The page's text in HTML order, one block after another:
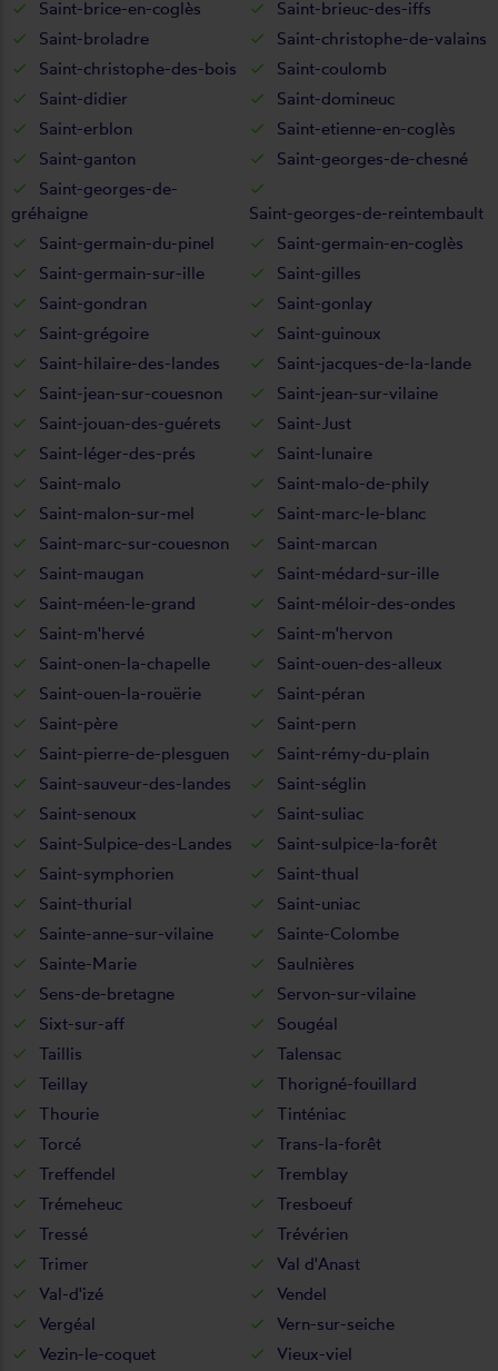
Saint-brice-en-coglès
Saint-brieuc-des-iffs
Saint-broladre
Saint-christophe-de-valains
Saint-christophe-des-bois
Saint-coulomb
Saint-didier
Saint-domineuc
Saint-erblon
Saint-etienne-en-coglès
Saint-ganton
Saint-georges-de-chesné
Saint-georges-de-
gréhaigne
Saint-georges-de-reintembault
Saint-germain-du-pinel
Saint-germain-en-coglès
Saint-germain-sur-ille
Saint-gilles
Saint-gondran
Saint-gonlay
Saint-grégoire
Saint-guinoux
Saint-hilaire-des-landes
Saint-jacques-de-la-lande
Saint-jean-sur-couesnon
Saint-jean-sur-vilaine
Saint-jouan-des-guérets
Saint-Just
Saint-léger-des-prés
Saint-lunaire
Saint-malo
Saint-malo-de-phily
Saint-malon-sur-mel
Saint-marc-le-blanc
Saint-marc-sur-couesnon
Saint-marcan
Saint-maugan
Saint-médard-sur-ille
Saint-méen-le-grand
Saint-méloir-des-ondes
Saint-m'hervé
Saint-m'hervon
Saint-onen-la-chapelle
Saint-ouen-des-alleux
Saint-ouen-la-rouërie
Saint-péran
Saint-père
Saint-pern
Saint-pierre-de-plesguen
Saint-rémy-du-plain
Saint-sauveur-des-landes
Saint-séglin
Saint-senoux
Saint-suliac
Saint-Sulpice-des-Landes
Saint-sulpice-la-forêt
Saint-symphorien
Saint-thual
Saint-thurial
Saint-uniac
Sainte-anne-sur-vilaine
Sainte-Colombe
Sainte-Marie
Saulnières
Sens-de-bretagne
Servon-sur-vilaine
Sixt-sur-aff
Sougéal
Taillis
Talensac
Teillay
Thorigné-fouillard
Thourie
Tinténiac
Torcé
Trans-la-forêt
Treffendel
Tremblay
Trémeheuc
Tresboeuf
Tressé
Trévérien
Trimer
Val d'Anast
Val-d'izé
Vendel
Vergéal
Vern-sur-seiche
Vezin-le-coquet
Vieux-viel